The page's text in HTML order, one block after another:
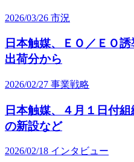
2026/03/26 市況
日本触媒、ＥＯ／ＥＯ
出荷分から
2026/02/27 事業戦略
日本触媒、４月１日付
の新設など
2026/02/18 インタビュー